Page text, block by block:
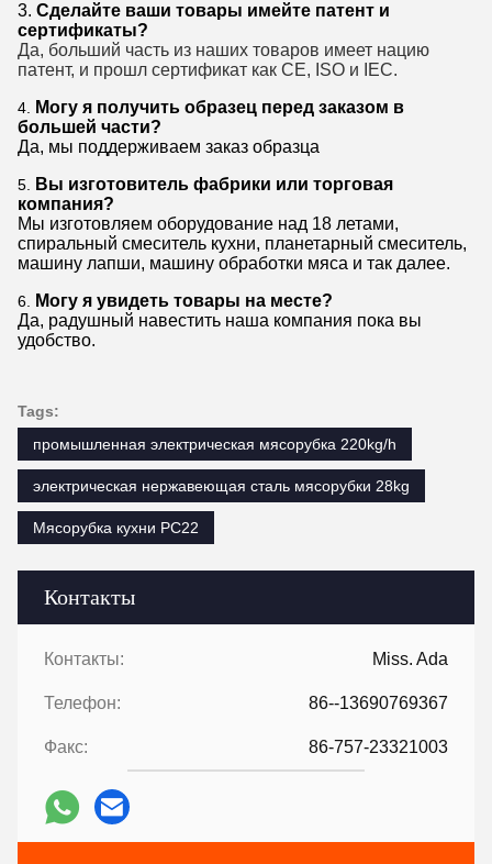
Контакты
Контакты: Miss. Ada
Телефон: 86--13690769367
Факс: 86-757-23321003
3. Сделайте ваши товары имейте патент и
сертификаты?
Да, больший часть из наших товаров имеет нацию
патент, и прошл сертификат как CE, ISO и IEC.
4. Могу я получить образец перед заказом в
большей части?
Да, мы поддерживаем заказ образца
5. Вы изготовитель фабрики или торговая
компания?
Мы изготовляем оборудование над 18 летами,
спиральный смеситель кухни, планетарный смеситель,
машину лапши, машину обработки мяса и так далее.
6. Могу я увидеть товары на месте?
Да, радушный навестить наша компания пока вы
удобство.
Tags:
промышленная электрическая мясорубка 220kg/h
электрическая нержавеющая сталь мясорубки 28kg
Мясорубка кухни PC22